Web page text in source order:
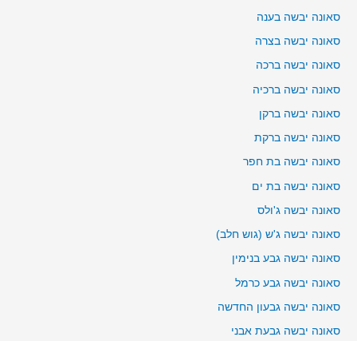
סאונה יבשה בענה
סאונה יבשה בצרה
סאונה יבשה ברכה
סאונה יבשה ברכיה
סאונה יבשה ברקן
סאונה יבשה ברקת
סאונה יבשה בת חפר
סאונה יבשה בת ים
סאונה יבשה ג'ולס
סאונה יבשה ג'ש (גוש חלב)
סאונה יבשה גבע בנימין
סאונה יבשה גבע כרמל
סאונה יבשה גבעון החדשה
סאונה יבשה גבעת אבני